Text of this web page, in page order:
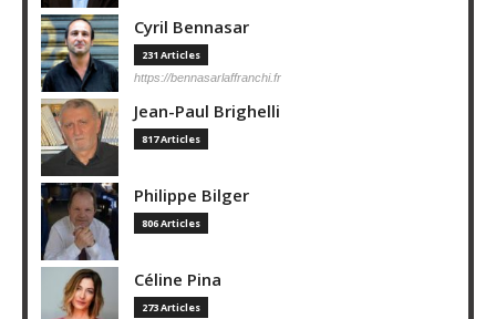
Cyril Bennasar
231 Articles
https://bennasarlaffranchi.fr
Jean-Paul Brighelli
817 Articles
Philippe Bilger
806 Articles
Céline Pina
273 Articles